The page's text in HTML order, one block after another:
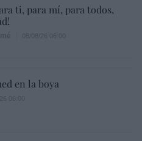
ti, para mí, para todos,
en la boya